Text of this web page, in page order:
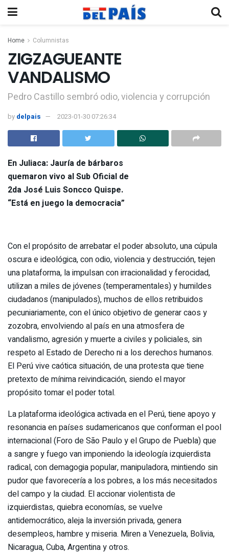
Home Columnistas
ZIGZAGUEANTE
VANDALISMO
Pedro Castillo sembró odio, violencia y corrupción
by delpais 2023-01-30 07:26:34
En Juliaca: Jauría de bárbaros
quemaron vivo al Sub Oficial de
2da José Luis Soncco Quispe.
“Está en juego la democracia”
Con el propósito de arrebatar el poder absoluto, una cúpula
oscura e ideológica, con odio, violencia y destrucción, tejen
una plataforma, la impulsan con irracionalidad y ferocidad,
utilizan a miles de jóvenes (temperamentales) y humildes
ciudadanos (manipulados), muchos de ellos retribuidos
pecuniariamente, con el único objetivo de generar caos y
zozobra, envolviendo al país en una atmosfera de
vandalismo, agresión y muerte a civiles y policiales, sin
respeto al Estado de Derecho ni a los derechos humanos.
El Perú vive caótica situación, de una protesta que tiene
pretexto de mínima reivindicación, siendo el mayor
propósito tomar el poder total.
La plataforma ideológica activada en el Perú, tiene apoyo y
resonancia en países sudamericanos que conforman el pool
internacional (Foro de São Paulo y el Grupo de Puebla) que
a sangre y fuego van imponiendo la ideología izquierdista
radical, con demagogia popular, manipuladora, mintiendo sin
pudor que favorecería a los pobres, a los más necesitados
del campo y la ciudad. El accionar violentista de
izquierdistas, quiebra economías, se vuelve
antidemocrático, aleja la inversión privada, genera
desempleos, hambre y miseria. Miren a Venezuela, Bolivia,
Nicaragua, Cuba, Argentina y otros.